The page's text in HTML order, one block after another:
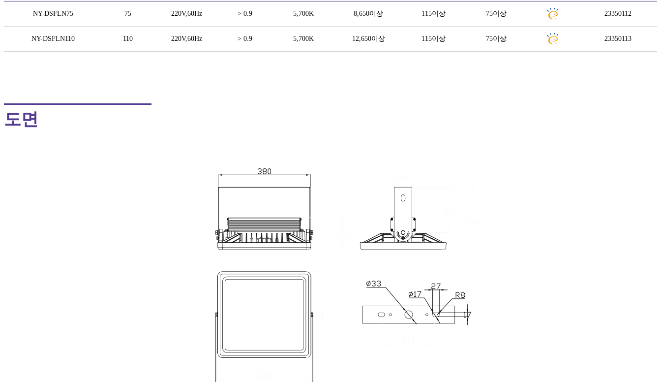
NY-DSFLN75 75 220V,60Hz > 0.9 5,700K 8,650이상 115이상 75이상 23350112
NY-DSFLN110 110 220V,60Hz > 0.9 5,700K 12,650이상 115이상 75이상 23350113
도면